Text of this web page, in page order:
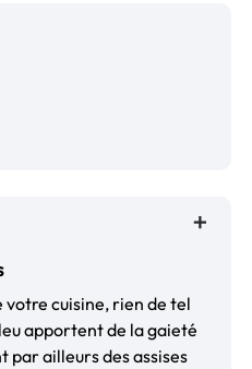
votre cuisine, rien de tel
apportent de la gaieté
ailleurs des assises